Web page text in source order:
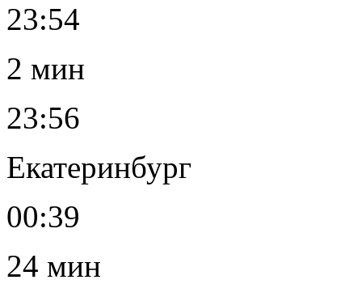
23:54
2 мин
23:56
Екатеринбург
00:39
24 мин